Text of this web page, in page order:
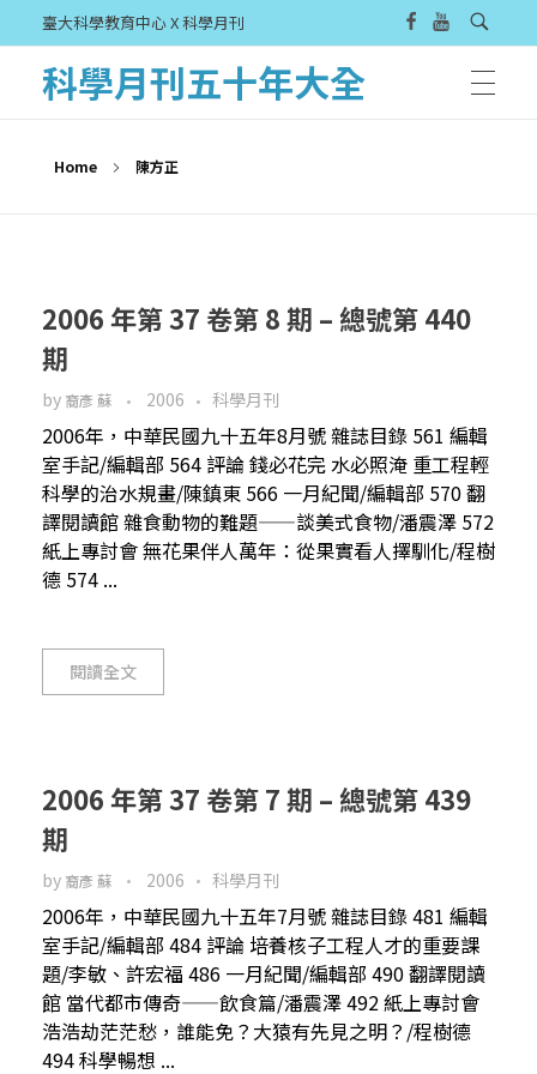
臺大科學教育中心 X 科學月刊
科學月刊五十年大全
Home 陳方正
2006 年第 37 卷第 8 期 – 總號第 440
期
by 裔彥 蘇 2006 科學月刊
2006年，中華民國九十五年8月號 雜誌目錄 561 編輯
室手記/編輯部 564 評論 錢必花完 水必照淹 重工程輕
科學的治水規畫/陳鎮東 566 一月紀聞/編輯部 570 翻
譯閱讀館 雜食動物的難題——談美式食物/潘震澤 572
紙上專討會 無花果伴人萬年：從果實看人擇馴化/程樹
德 574 ...
閱讀全文
2006 年第 37 卷第 7 期 – 總號第 439
期
by 裔彥 蘇 2006 科學月刊
2006年，中華民國九十五年7月號 雜誌目錄 481 編輯
室手記/編輯部 484 評論 培養核子工程人才的重要課
題/李敏、許宏福 486 一月紀聞/編輯部 490 翻譯閱讀
館 當代都市傳奇——飲食篇/潘震澤 492 紙上專討會
浩浩劫茫茫愁，誰能免？大猿有先見之明？/程樹德
494 科學暢想 ...